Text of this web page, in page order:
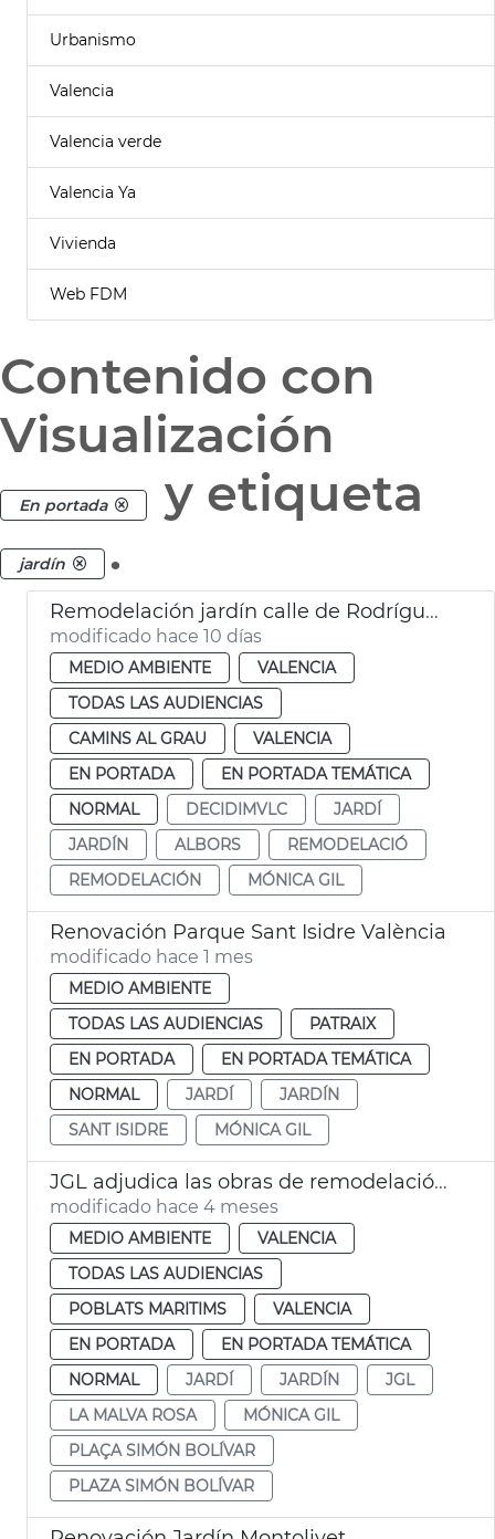
Urbanismo
Valencia
Valencia verde
Valencia Ya
Vivienda
Web FDM
Contenido con
Visualización
En portada y etiqueta
jardín .
Remodelación jardín calle de Rodríguez de Cepeda València
modificado hace 10 días
MEDIO AMBIENTE
VALENCIA
TODAS LAS AUDIENCIAS
CAMINS AL GRAU
VALENCIA
EN PORTADA
EN PORTADA TEMÁTICA
NORMAL
DECIDIMVLC
JARDÍ
JARDÍN
ALBORS
REMODELACIÓ
REMODELACIÓN
MÓNICA GIL
Renovación Parque Sant Isidre València
modificado hace 1 mes
MEDIO AMBIENTE
TODAS LAS AUDIENCIAS
PATRAIX
EN PORTADA
EN PORTADA TEMÁTICA
NORMAL
JARDÍ
JARDÍN
SANT ISIDRE
MÓNICA GIL
JGL adjudica las obras de remodelación del jardín Simón Bolívar València
modificado hace 4 meses
MEDIO AMBIENTE
VALENCIA
TODAS LAS AUDIENCIAS
POBLATS MARITIMS
VALENCIA
EN PORTADA
EN PORTADA TEMÁTICA
NORMAL
JARDÍ JARDÍN
JGL
LA MALVA ROSA
MÓNICA GIL
PLAÇA SIMÓN BOLÍVAR
PLAZA SIMÓN BOLÍVAR